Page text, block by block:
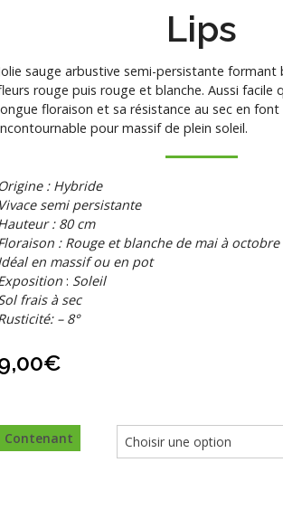
Lips
sauge arbustive semi-persistante
rouge puis rouge et blanche. Aussi facile
floraison et sa résistance au sec en font
pour massif de plein soleil.
Origine : Hybride
Vivace semi persistante
: 80 cm
: Rouge et blanche de mai à octobre
en massif ou en pot
: Soleil
frais à sec
– 8°
€
Contenant